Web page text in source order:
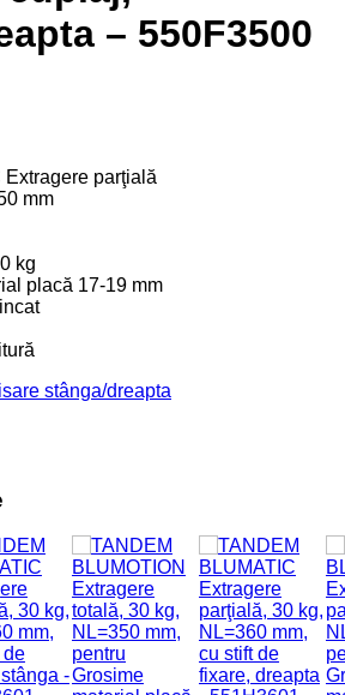
– 550F3500
parţială
mm
kg
placă 17-19 mm
stânga/dreapta